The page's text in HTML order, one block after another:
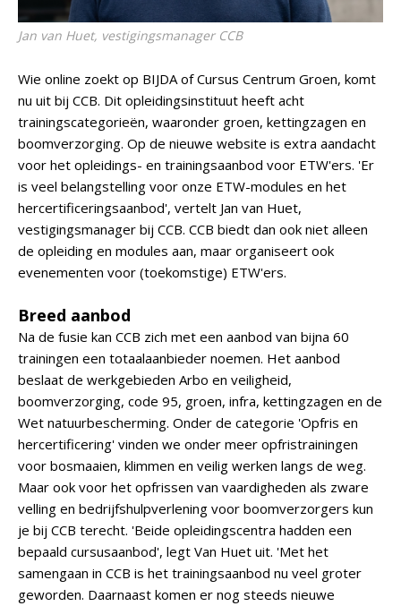
Jan van Huet, vestigingsmanager CCB
Wie online zoekt op BIJDA of Cursus Centrum Groen, komt
nu uit bij CCB. Dit opleidingsinstituut heeft acht
trainingscategorieën, waaronder groen, kettingzagen en
boomverzorging. Op de nieuwe website is extra aandacht
voor het opleidings- en trainingsaanbod voor ETW'ers. 'Er
is veel belangstelling voor onze ETW-modules en het
hercertificeringsaanbod', vertelt Jan van Huet,
vestigingsmanager bij CCB. CCB biedt dan ook niet alleen
de opleiding en modules aan, maar organiseert ook
evenementen voor (toekomstige) ETW'ers.
Breed aanbod
Na de fusie kan CCB zich met een aanbod van bijna 60
trainingen een totaalaanbieder noemen. Het aanbod
beslaat de werkgebieden Arbo en veiligheid,
boomverzorging, code 95, groen, infra, kettingzagen en de
Wet natuurbescherming. Onder de categorie 'Opfris en
hercertificering' vinden we onder meer opfristrainingen
voor bosmaaien, klimmen en veilig werken langs de weg.
Maar ook voor het opfrissen van vaardigheden als zware
velling en bedrijfshulpverlening voor boomverzorgers kun
je bij CCB terecht. 'Beide opleidingscentra hadden een
bepaald cursusaanbod', legt Van Huet uit. 'Met het
samengaan in CCB is het trainingsaanbod nu veel groter
geworden. Daarnaast komen er nog steeds nieuwe